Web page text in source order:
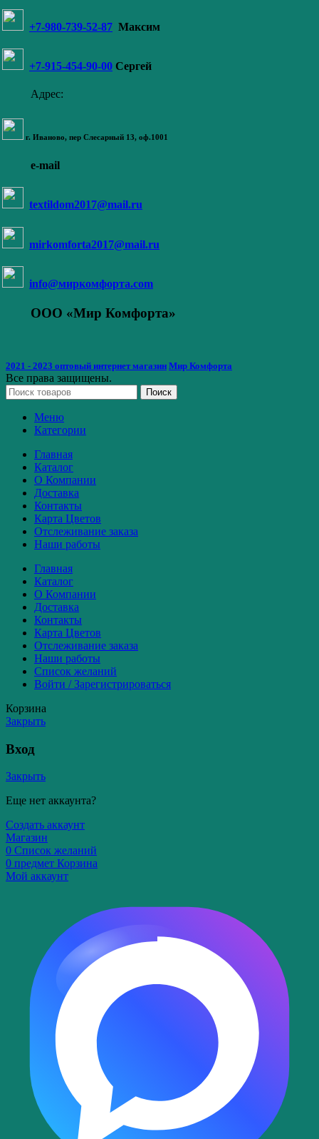
+7-980-739-52-87 Максим
+7-915-454-90-00 Сергей
Адрес:
г. Иваново, пер Слесарный 13, оф.1001
e-mail
textildom2017@mail.ru
mirkomforta2017@mail.ru
info@миркомфорта.com
ООО «Мир Комфорта»
2021 - 2023 оптовый интернет магазин Мир Комфорта
Все права защищены.
Поиск
Меню
Категории
Главная
Каталог
О Компании
Доставка
Контакты
Карта Цветов
Отслеживание заказа
Наши работы
Главная
Каталог
О Компании
Доставка
Контакты
Карта Цветов
Отслеживание заказа
Наши работы
Список желаний
Войти / Зарегистрироваться
Корзина
Закрыть
Вход
Закрыть
Еще нет аккаунта?
Создать аккаунт
Магазин
0 Список желаний
0 предмет Корзина
Мой аккаунт